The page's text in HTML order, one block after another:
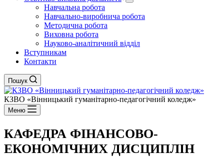
Навчальна робота
Навчально-виробнича робота
Методична робота
Виховна робота
Науково-аналітичний відділ
Вступникам
Контакти
Пошук
КЗВО «Вінницький гуманітарно-педагогічний коледж»
Меню
КАФЕДРА ФІНАНСОВО-
ЕКОНОМІЧНИХ ДИСЦИПЛІН